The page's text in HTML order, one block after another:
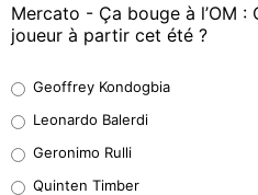
Mercato - Ça bouge à l’OM
joueur à partir cet été ?
38%
32%
Geoffrey Kondogbia
Leonardo Balerdi
Geronimo Rulli
Quinten Timber